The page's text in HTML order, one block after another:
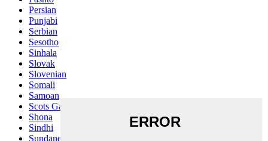
Persian
Punjabi
Serbian
Sesotho
Sinhala
Slovak
Slovenian
Somali
Samoan
Scots Gaelic
Shona
Sindhi
Sundanese